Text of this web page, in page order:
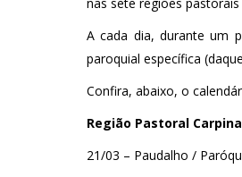
A cada dia, durante um
paroquial específica
Confira, abaixo, o
Região Pastoral Carpina
21/03 – Paudalho /